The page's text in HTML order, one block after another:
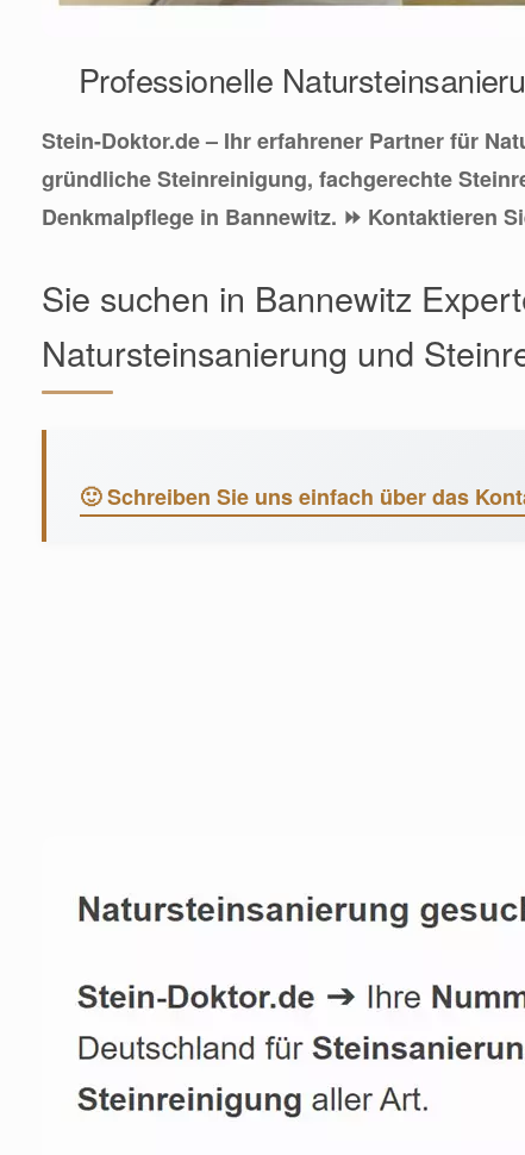
Professionelle
Stein-Doktor.de – Ihr erfahrener Partner für
gründliche Steinreinigung, fachgerechte
Denkmalpflege in Bannewitz. ⏩ Kontaktieren
Sie suchen in Bannewitz
Natursteinsanierung und
🙂 Schreiben Sie uns einfach über das